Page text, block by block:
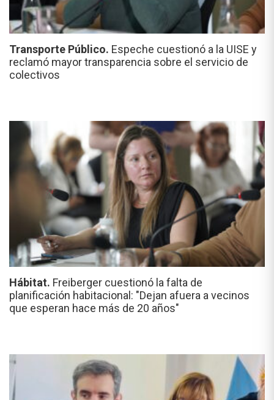
Transporte Público. Espeche cuestionó a la UISE y
reclamó mayor transparencia sobre el servicio de
colectivos
Hábitat. Freiberger cuestionó la falta de
planificación habitacional: "Dejan afuera a vecinos
que esperan hace más de 20 años"